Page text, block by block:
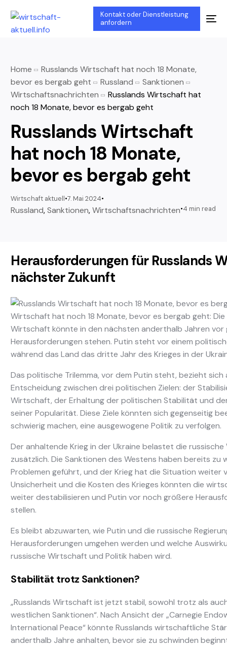
Kontakt oder Dienstleistung
anfordern
Home
Russlands Wirtschaft hat noch 18 Monate,
bevor es bergab geht
Russland
Sanktionen
Wirtschaftsnachrichten
Russlands Wirtschaft hat
noch 18 Monate, bevor es bergab geht
Russlands Wirtschaft
hat noch 18 Monate,
bevor es bergab geht
Wirtschaft aktuell 7. Mai 2024
Russland,Sanktionen,Wirtschaftsnachrichten 4 min read
Herausforderungen für Russlands
nächster Zukunft
Wirtschaft hat noch 18 Monate, bevor es bergab geht:
Wirtschaft könnte in den nächsten anderthalb Jahren vor
Herausforderungen stehen. Putin steht vor einem
während das Land das dritte Jahr des Krieges in der
Das politische Trilemma, vor dem Putin steht, bezieht sich
Entscheidung zwischen drei politischen Zielen: der
Wirtschaft, der Erhaltung der politischen Stabilität und
seiner Popularität. Diese Ziele könnten sich gegenseitig
schwierig machen, eine ausgewogene Politik zu verfolgen.
Der anhaltende Krieg in der Ukraine belastet die
zusätzlich. Die Sanktionen des Westens haben bereits zu
Problemen geführt, und der Krieg hat die Situation weiter
Unsicherheit und die Kosten des Krieges könnten die
weiter destabilisieren und Putin vor noch größere
stellen.
Es bleibt abzuwarten, wie Putin und die russische
Herausforderungen umgehen werden und welche
russische Wirtschaft und Politik haben wird.
Stabilität trotz Sanktionen?
„Russlands Wirtschaft ist jetzt stabil, sowohl trotz als
westlichen Sanktionen“. Nach Ansicht der „Carnegie
International Peace“ könnte Russlands wirtschaftliche
anderthalb Jahre anhalten, bevor sie zu schwinden